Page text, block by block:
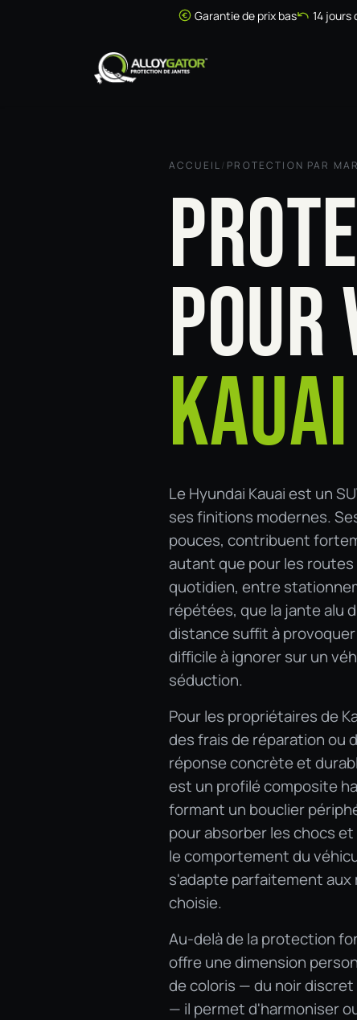
Garantie de prix bas 14 jours
ACCUEIL/ PROTECTION PAR
POUR
KAUAI
Le Hyundai Kauai est un
ses finitions modernes.
pouces, contribuent
autant que pour les
quotidien, entre
répétées, que la jante alu
distance suffit à
difficile à ignorer sur un
séduction.
Pour les propriétaires de
des frais de réparation ou
réponse concrète et
est un profilé composite
formant un bouclier
pour absorber les chocs
le comportement du
s'adapte parfaitement aux
choisie.
Au-delà de la protection
offre une dimension
de coloris — du noir discret
— il permet d'harmoniser